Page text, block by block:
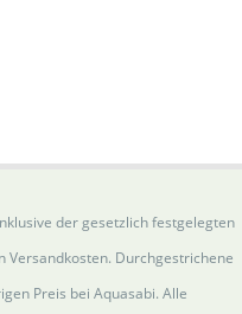
der gesetzlich festgelegten
Versandkosten. Durchgestrichene
Preis bei Aquasabi. Alle